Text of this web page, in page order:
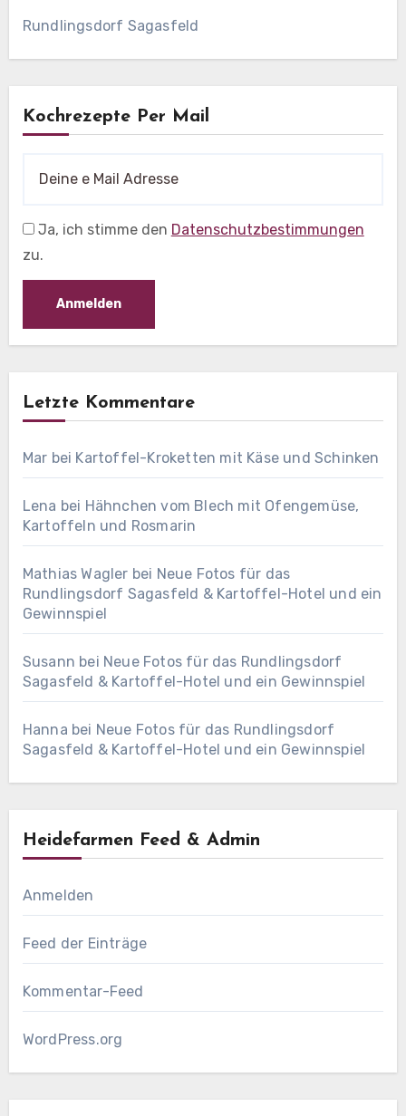
Rundlingsdorf Sagasfeld
Kochrezepte Per Mail
Ja, ich stimme den Datenschutzbestimmungen
zu.
Letzte Kommentare
Mar bei Kartoffel-Kroketten mit Käse und Schinken
Lena bei Hähnchen vom Blech mit Ofengemüse,
Kartoffeln und Rosmarin
Mathias Wagler bei Neue Fotos für das
Rundlingsdorf Sagasfeld & Kartoffel-Hotel und ein
Gewinnspiel
Susann bei Neue Fotos für das Rundlingsdorf
Sagasfeld & Kartoffel-Hotel und ein Gewinnspiel
Hanna bei Neue Fotos für das Rundlingsdorf
Sagasfeld & Kartoffel-Hotel und ein Gewinnspiel
Heidefarmen Feed & Admin
Anmelden
Feed der Einträge
Kommentar-Feed
WordPress.org